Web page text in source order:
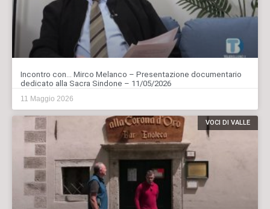
Incontro con… Mirco Melanco – Presentazione documentario
dedicato alla Sacra Sindone – 11/05/2026
11 Maggio 2026
VOCI DI VALLE